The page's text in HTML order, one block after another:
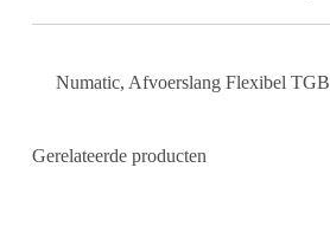
Numatic, Afvoerslang Flexibel
Gerelateerde producten